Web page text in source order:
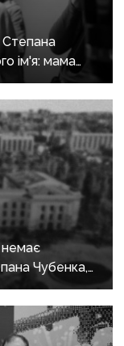
Степана
ім'я: мама
влади
Чубенка,
до України